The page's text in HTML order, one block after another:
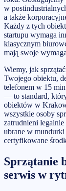
w
a także
Każdy z tych
startupu wymaga
klasycznym
mają swoje
Wiemy, jak
Twojego obiektu,
telefonem w 15
— to standard,
obiektów w
wszystkie osoby
zatrudnieni
ubrane w mundurki
certyfikowane
Sprzątanie
serwis w